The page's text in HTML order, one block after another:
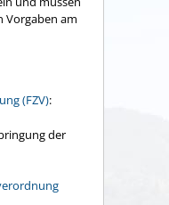
Vorgaben am
(FZV):
der